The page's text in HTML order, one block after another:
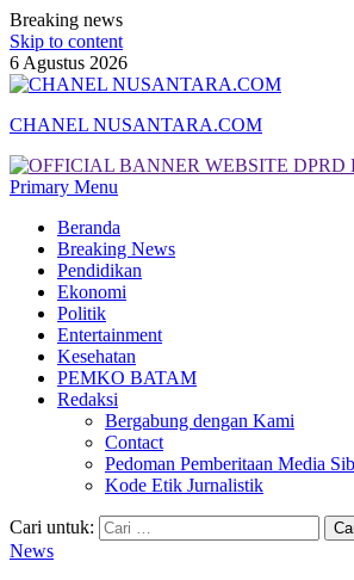
Breaking news
Skip to content
6 Agustus 2026
CHANEL NUSANTARA.COM
Primary Menu
Beranda
Breaking News
Pendidikan
Ekonomi
Politik
Entertainment
Kesehatan
PEMKO BATAM
Redaksi
Bergabung dengan Kami
Contact
Pedoman Pemberitaan Media
Kode Etik Jurnalistik
Cari untuk:
News